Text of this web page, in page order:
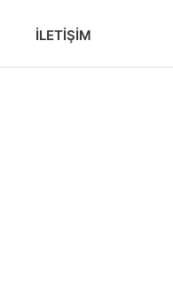
İLETIŞIM